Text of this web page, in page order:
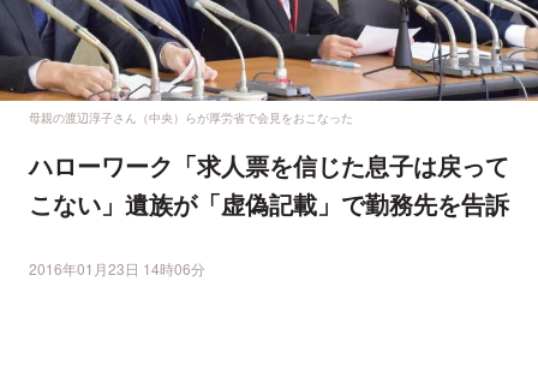
母親の渡辺淳子さん（中央）らが厚労省で会見をおこなった
ハローワーク「求人票を信じた息子は戻って
こない」遺族が「虚偽記載」で勤務先を告訴
2016年01月23日 14時06分